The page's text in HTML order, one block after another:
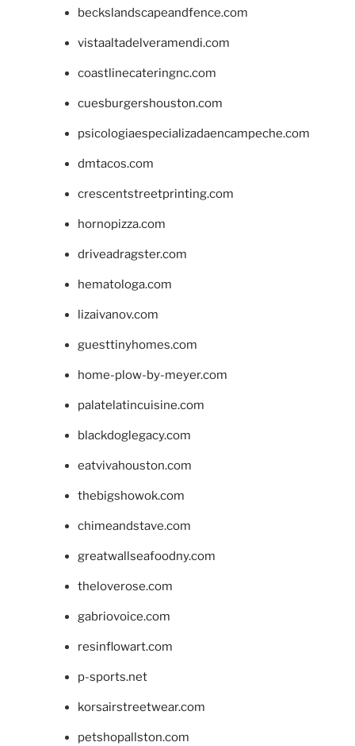
beckslandscapeandfence.com
vistaaltadelveramendi.com
coastlinecateringnc.com
cuesburgershouston.com
psicologiaespecializadaencampeche.com
dmtacos.com
crescentstreetprinting.com
hornopizza.com
driveadragster.com
hematologa.com
lizaivanov.com
guesttinyhomes.com
home-plow-by-meyer.com
palatelatincuisine.com
blackdoglegacy.com
eatvivahouston.com
thebigshowok.com
chimeandstave.com
greatwallseafoodny.com
theloverose.com
gabriovoice.com
resinflowart.com
p-sports.net
korsairstreetwear.com
petshopallston.com